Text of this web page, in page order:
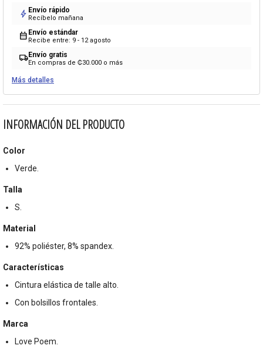
bolt Envío rápido
Recíbelo mañana
calendar_month Envío estándar
Recibe entre: 9 - 12 agosto
local_shippingEnvío gratis
En compras de ₡30.000 o más
Más detalles
INFORMACIÓN DEL PRODUCTO
Color
Verde.
Talla
S.
Material
92% poliéster, 8% spandex.
Características
Cintura elástica de talle alto.
Con bolsillos frontales.
Marca
Love Poem.